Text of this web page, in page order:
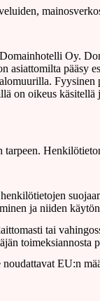
Oy.
asiattomilta pääsy
on oikeus
ja niiden
tai
EU:n